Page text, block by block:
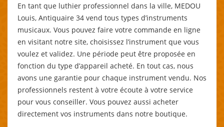
En tant que luthier professionnel dans la ville, MEDOU
Louis, Antiquaire 34 vend tous types d’instruments
musicaux. Vous pouvez faire votre commande en ligne
en visitant notre site, choisissez l’instrument que vous
voulez et validez. Une période peut être proposée en
fonction du type d’appareil acheté. En tout cas, nous
avons une garantie pour chaque instrument vendu. Nos
professionnels restent à votre écoute à votre service
pour vous conseiller. Vous pouvez aussi acheter
directement vos instruments dans notre boutique.